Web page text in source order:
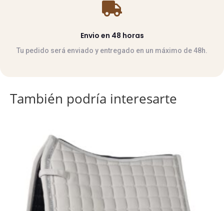

Envio en 48 horas
Tu pedido será enviado y entregado en un máximo de 48h.
También podría interesarte
múltiples
variantes.
opciones